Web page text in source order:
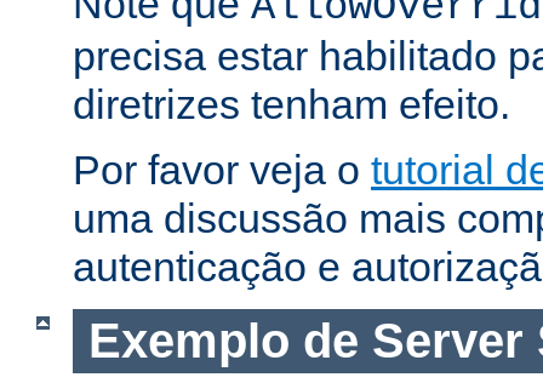
precisa estar habilitado
diretrizes tenham efeito.
Por favor veja o tutorial
uma discussão mais
autenticação e
Exemplo de Server